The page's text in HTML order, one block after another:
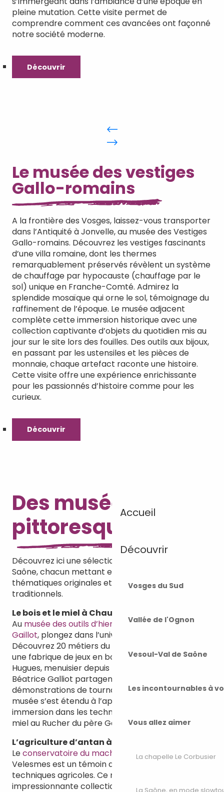
Accueil
Découvrir
Vosges du Sud
Vallée de l'Ognon
Vesoul-Val de Saône
Les incontournables à
Vous allez aimer
La chapelle Le Corbusier
pleine mutation. Cette visite permet de
comprendre comment ces avancées ont façonné
notre société moderne.
Découvrir
Le musée des vestiges
Gallo-romains
A la frontière des Vosges, laissez-vous transporter
dans l’Antiquité à Jonvelle, au musée des Vestiges
Gallo-romains. Découvrez les vestiges fascinants
d’une villa romaine, dont les thermes
remarquablement préservés révèlent un système
de chauffage par hypocauste (chauffage par le
sol) unique en Franche-Comté. Admirez la
splendide mosaïque qui orne le sol, témoignage du
raffinement de l’époque. Le musée adjacent
complète cette immersion historique avec une
collection captivante d’objets du quotidien mis au
jour sur le site lors des fouilles. Des outils aux bijoux,
en passant par les ustensiles et les pièces de
monnaie, chaque artefact raconte une histoire.
Cette visite offre une expérience enrichissante
pour les passionnés d’histoire comme pour les
curieux.
Découvrir
Des musées
pittoresques
Découvrez ici une sélection de musées en Haute-
Saône, chacun mettant en lumière des
thématiques originales et des savoir-faire
traditionnels.
Le bois et le miel à Chauvirey-le-Vieil
Au musée des outils d’hier et rucher du père
Gaillot, plongez dans l’univers du travail du bois.
Découvrez 20 métiers du bois à travers 3000 outils,
une fabrique de jeux en bois et une saboterie.
Hugues, menuisier depuis 4 générations, et
Béatrice Galliot partagent leur passion avec des
démonstrations de tournage et de façonnage. Le
musée s’est étendu à l’apiculture, offrant une
immersion dans les techniques d’extraction du
miel au Rucher du père Galliot.
L’agriculture d’antan à Velesmes
Leconservatoire du machinisme agricole à
Velesmes est un témoin de l’évolution des
techniques agricoles. Ce musée abrite une
impressionnante collection de machines, véhicules